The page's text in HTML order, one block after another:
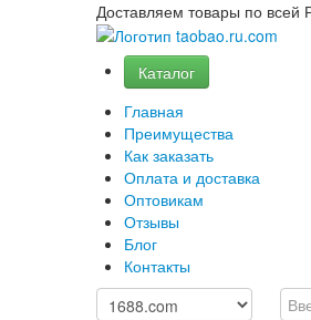
Доставляем товары по всей
Каталог
Главная
Преимущества
Как заказать
Оплата и доставка
Оптовикам
Отзывы
Блог
Контакты